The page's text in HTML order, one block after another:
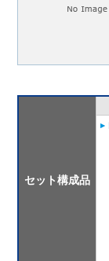
セット構成品